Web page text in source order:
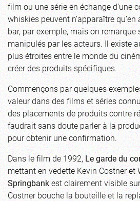
film ou une série en échange d’une
whiskies peuvent n’apparaître
bar, par exemple, mais on
manipulés par les acteurs. Il existe
plus étroites entre le monde du
créer des produits spécifiques.
Commençons par quelques
valeur dans des films et séries
des placements de produits contre
faudrait sans doute parler à la
pour obtenir une confirmation.
Dans le film de 1992,Le garde du
mettant en vedette Kevin Costner et
Springbankest clairement visible
Costner bouche la bouteille et la